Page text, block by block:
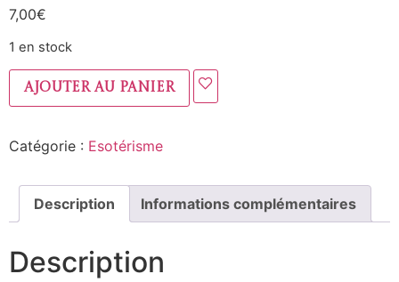
7,00€
1 en stock
Ajouter au panier
Catégorie : Esotérisme
Description Informations complémentaires
Description